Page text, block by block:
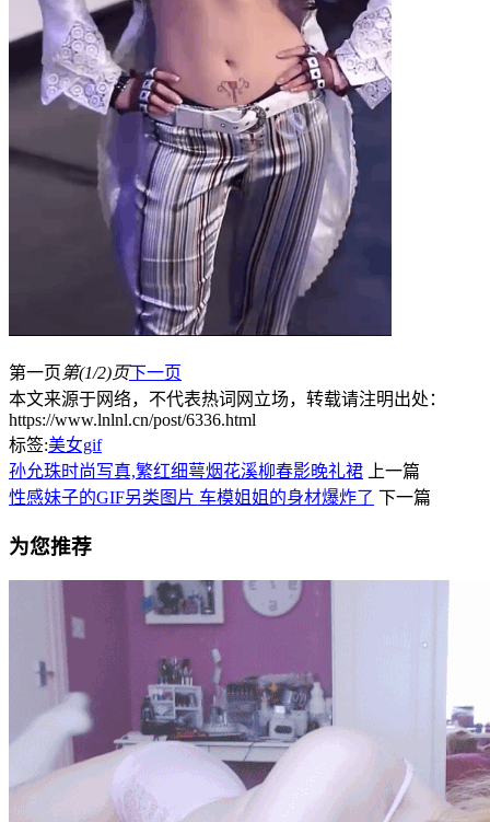
第一页 第(1/2)页下一页
本文来源于网络，不代表热词网立场，转载请注明出处：
https://www.lnlnl.cn/post/6336.html
标签:美女gif
孙允珠时尚写真,繁红细萼烟花溪柳春影晚礼裙
上一篇
性感妹子的GIF另类图片 车模姐姐的身材爆炸了 下一篇
为您推荐